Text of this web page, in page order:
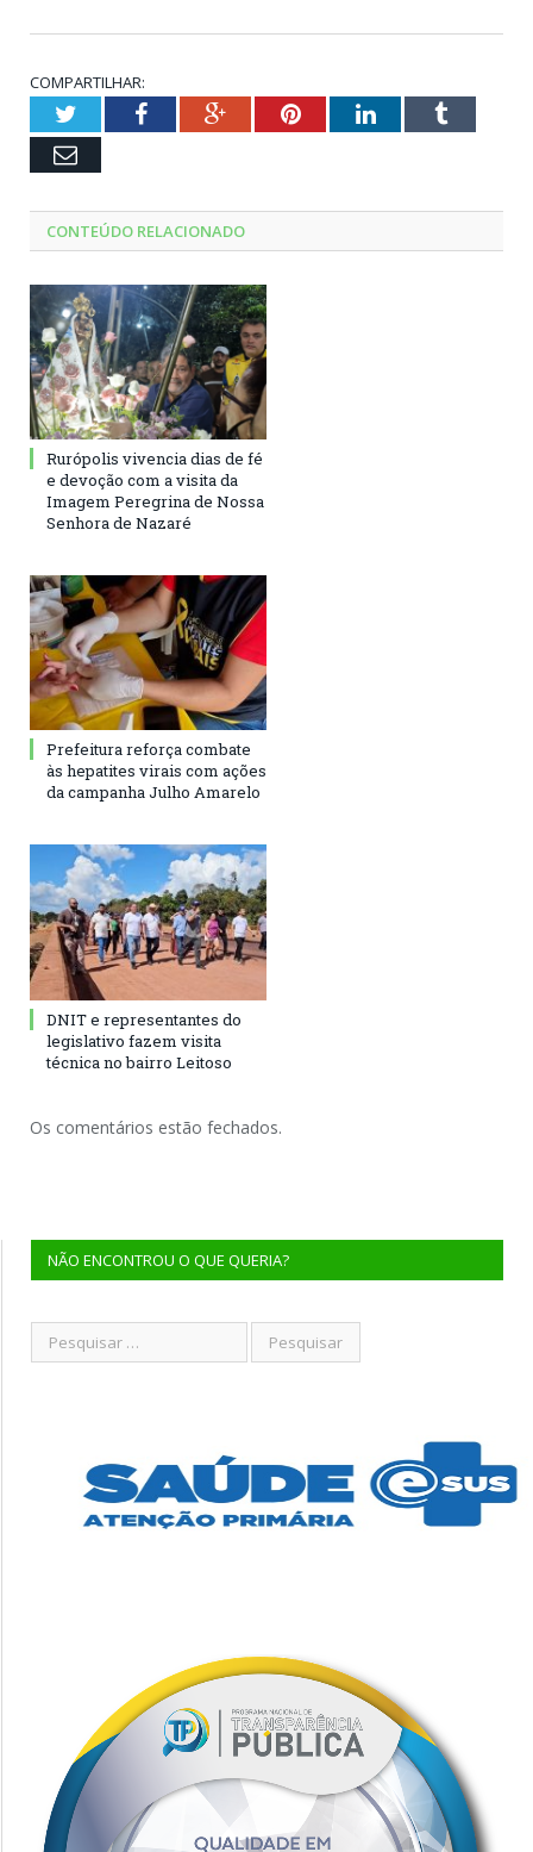
COMPARTILHAR:
TwitterFacebookGoogle+PinterestLinkedInTumblr
Email
CONTEÚDO RELACIONADO
Rurópolis vivencia dias de fé
e devoção com a visita da
Imagem Peregrina de Nossa
Senhora de Nazaré
Prefeitura reforça combate
às hepatites virais com ações
da campanha Julho Amarelo
DNIT e representantes do
legislativo fazem visita
técnica no bairro Leitoso
Os comentários estão fechados.
NÃO ENCONTROU O QUE QUERIA?